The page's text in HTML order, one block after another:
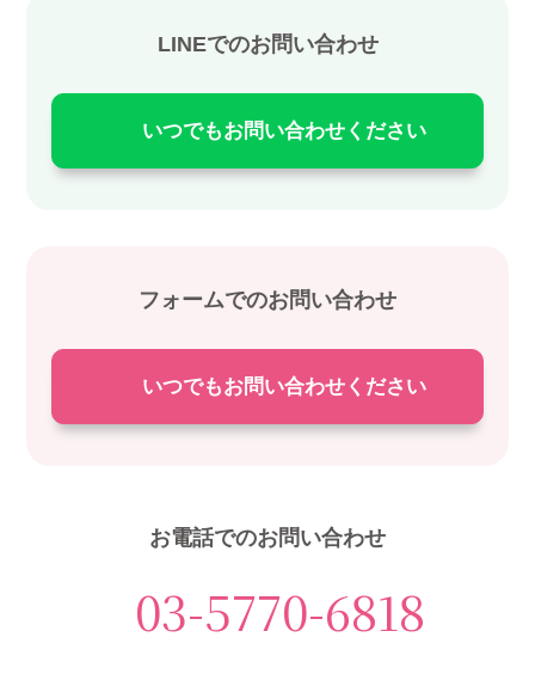
LINEでのお問い合わせ
いつでもお問い合わせください
フォームでのお問い合わせ
いつでもお問い合わせください
お電話でのお問い合わせ
03-5770-6818